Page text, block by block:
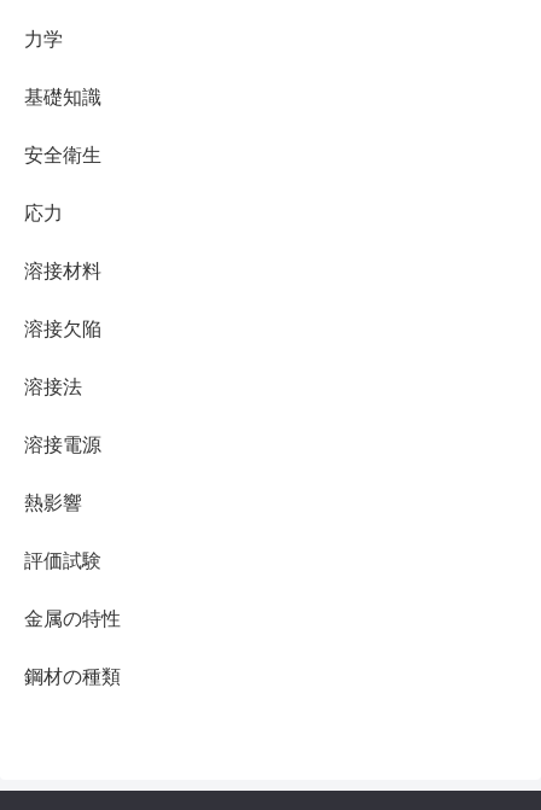
力学
基礎知識
安全衛生
応力
溶接材料
溶接欠陥
溶接法
溶接電源
熱影響
評価試験
金属の特性
鋼材の種類